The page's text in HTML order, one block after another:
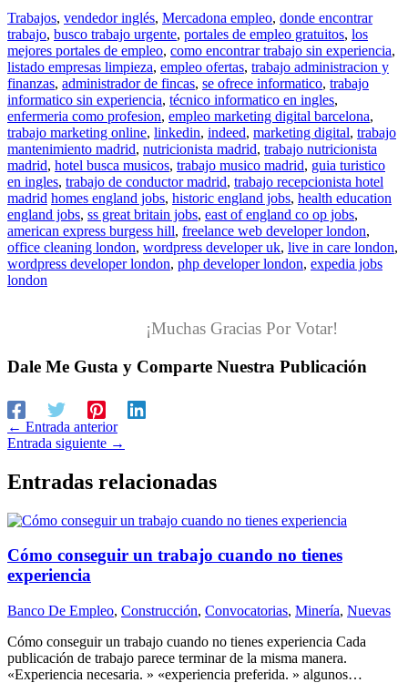
Trabajos, vendedor inglés, Mercadona empleo, donde encontrar
trabajo, busco trabajo urgente, portales de empleo gratuitos, los
mejores portales de empleo, como encontrar trabajo sin experiencia,
listado empresas limpieza, empleo ofertas, trabajo administracion y
finanzas, administrador de fincas, se ofrece informatico, trabajo
informatico sin experiencia, técnico informatico en ingles,
enfermeria como profesion, empleo marketing digital barcelona,
trabajo marketing online, linkedin, indeed, marketing digital, trabajo
mantenimiento madrid, nutricionista madrid, trabajo nutricionista
madrid, hotel busca musicos, trabajo musico madrid, guia turistico
en ingles, trabajo de conductor madrid, trabajo recepcionista hotel
madrid homes england jobs, historic england jobs, health education
england jobs, ss great britain jobs, east of england co op jobs,
american express burgess hill, freelance web developer london,
office cleaning london, wordpress developer uk, live in care london,
wordpress developer london, php developer london, expedia jobs
london
¡Muchas Gracias Por Votar!
Dale Me Gusta y Comparte Nuestra Publicación
← Entrada anterior
Entrada siguiente →
Entradas relacionadas
Cómo conseguir un trabajo cuando no tienes
experiencia
Banco De Empleo, Construcción, Convocatorias, Minería, Nuevas
Cómo conseguir un trabajo cuando no tienes experiencia Cada
publicación de trabajo parece terminar de la misma manera.
«Experiencia necesaria. » «experiencia preferida. » algunos…